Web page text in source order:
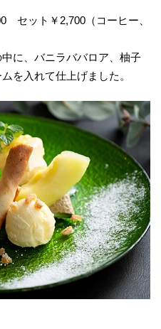
ット￥2,700（コーヒー、
に、バニラババロア、柚子
を入れて仕上げました。